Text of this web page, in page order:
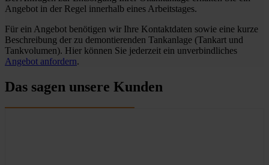
Angebot in der Regel innerhalb eines Arbeitstages.
Für ein Angebot benötigen wir Ihre Kontaktdaten sowie eine kurze
Beschreibung der zu demontierenden Tankanlage (Tankart und
Tankvolumen). Hier können Sie jederzeit ein unverbindliches
Angebot anfordern.
Das sagen unsere Kunden